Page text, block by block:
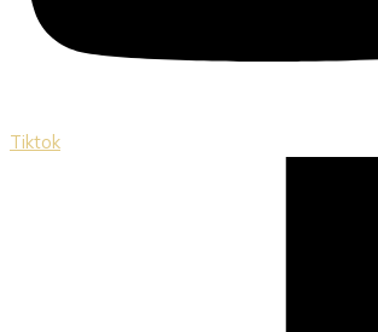
Tiktok